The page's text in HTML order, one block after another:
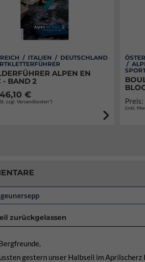
/ ITALIEN / DEUTSCHLAND
ALPEN EN
- BAND 2
46,10 €
zzgl. Versandkosten*)
/
Preis:
(inkl.
zurückgelassen
gestern unser Halbseil im Aprilscherz